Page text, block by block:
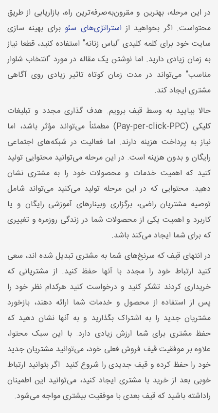
در این مرحله، بهترین و مقرون‌به‌صرفه‌ترین راه، بازاریابی از طریق
محتواست. اگر بخواهید از استراتژی‌های سئو برای بهینه سازی
سایت خود برای کلمه کلیدی "لباس زنانه" استفاده کنید، قطعا نیاز
به زمان زیادی دارید. اما نوشتن یک مقاله در مورد "انتخاب شلوار
مناسب" می‌تواند در مدت زمان کوتاه تاثیر زیادی روی آگاهی
مشتری ایجاد کند.
حالا بیایید به وسط قیف برویم. هدف گذاری مجدد و تبلیغات
کلیکی (Pay-per-click-PPC) مطمئناً می‌تواند مؤثر باشد، اما
نیاز به پرداخت هزینه دارند. اما فعالیت در شبکه‌های اجتماعی
رایگان و بدون هزینه است. در این مرحله می‌توانید محتوایی تولید
کنید که اهمیت خدمات و محصولات خود را به مشتری نشان
دهید. محتوایی که در این مرحله تولید می‌کنید می‌تواند شامل
توصیه مشتریان راضی، برگزاری وبینارهای آموزشی رایگان و یا
کاربرد و اهمیت یکی از محصولات شما در زندگی روزمره و تغییری
که برای شما ایجاد می‌کند باشد.
در انتهای قیف که سرنخ‌های شما به مشتری تبدیل شده اند، سعی
کنید ارتباط خود را مجدد با آنها حفظ کنید. از مشتریانی که
خریداری کردند تشکر کنید و درخواست کنید هرکدام نظر خود را
پس از استفاده از محصول و خدمات شما ارائه دهند، بازخورد
مشتریان جدید را به اشتراک بگذارید و به آنها نشان دهید که
حفظ مشتری برای شما ارزش زیادی دارد. با این سبک محتوا،
علاوه بر موفقیت قیف فروش فعلی خود، می‌توانید مشتریان جدید
خود را حفظ کرده و قیف جدیدی را شروع کنید. اگر بتوانید ارتباط
خوبی بعد از خرید با مشتری ایجاد کنید، می‌توانید این اطمینان
راداشته باشید که قیف بعدی با موفقیت بیشتری مواجه می‌شود.